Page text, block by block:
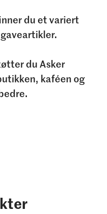
du et variert
du Asker
kaféen og